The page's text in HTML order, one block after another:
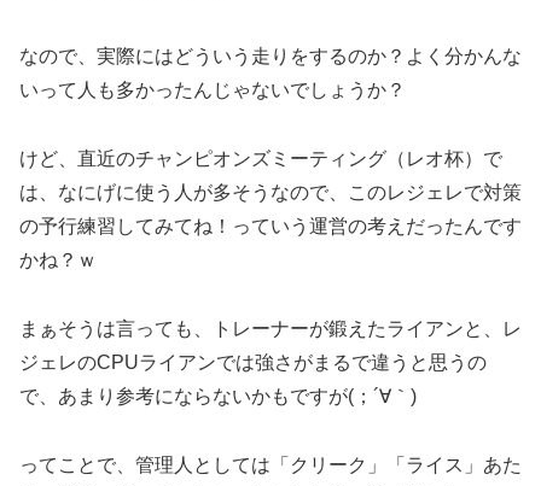
なので、実際にはどういう走りをするのか？よく分かんな
いって人も多かったんじゃないでしょうか？
けど、直近のチャンピオンズミーティング（レオ杯）で
は、なにげに使う人が多そうなので、このレジェレで対策
の予行練習してみてね！っていう運営の考えだったんです
かね？ｗ
まぁそうは言っても、トレーナーが鍛えたライアンと、レ
ジェレのCPUライアンでは強さがまるで違うと思うの
で、あまり参考にならないかもですが(；´∀｀)
ってことで、管理人としては「クリーク」「ライス」あた